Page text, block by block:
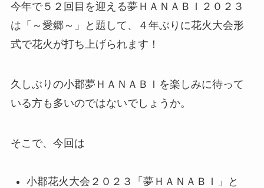
今年で５２回目を迎える夢ＨＡＮＡＢＩ２０２３
は「～愛郷～」と題して、４ 年ぶりに花火大会形
式で花火が打ち上げられます！
久しぶりの小郡夢ＨＡＮＡＢＩを楽しみに待って
いる方も多いのではないでしょうか。
そこで、今回は
小郡花火大会２０２３「夢ＨＡＮＡＢＩ」と